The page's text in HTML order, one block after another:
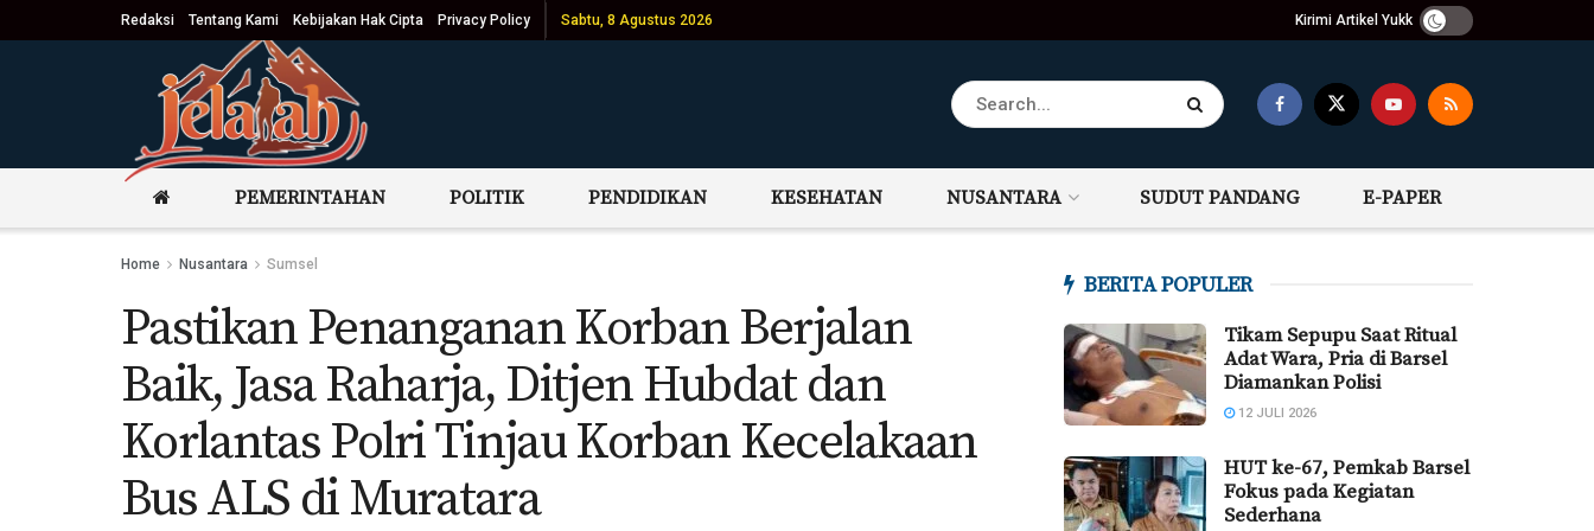
Redaksi Tentang Kami Kebijakan Hak Cipta Privacy Policy Sabtu, 8 Agustus 2026 Kirimi Artikel Yukk
PEMERINTAHAN POLITIK PENDIDIKAN KESEHATAN NUSANTARA SUDUT PANDANG E-PAPER
Home Nusantara Sumsel
Pastikan Penanganan Korban Berjalan
Baik, Jasa Raharja, Ditjen Hubdat dan
Korlantas Polri Tinjau Korban Kecelakaan
Bus ALS di Muratara
BERITA POPULER
Tikam Sepupu Saat Ritual
Adat Wara, Pria di Barsel
Diamankan Polisi
12 JULI 2026
HUT ke-67, Pemkab Barsel
Fokus pada Kegiatan
Sederhana